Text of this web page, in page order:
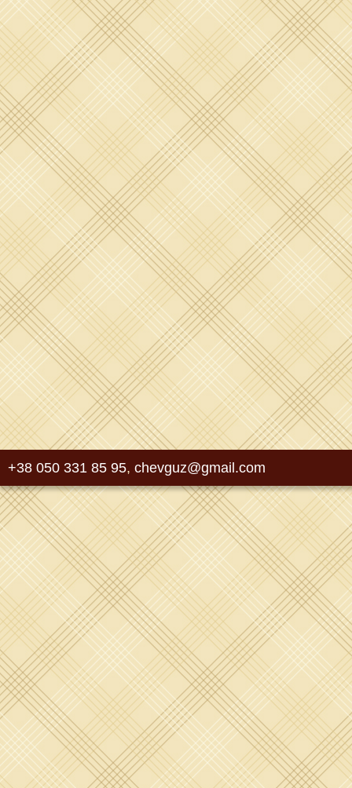
+38 050 331 85 95, chevguz@gmail.com